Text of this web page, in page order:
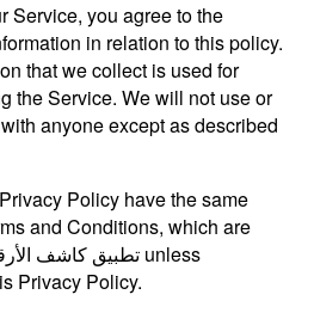
Service, you agree to the
in relation to this policy.
that we collect is used for
the Service. We will not use or
anyone except as described
Policy have the same
and Conditions, which are
Privacy Policy.